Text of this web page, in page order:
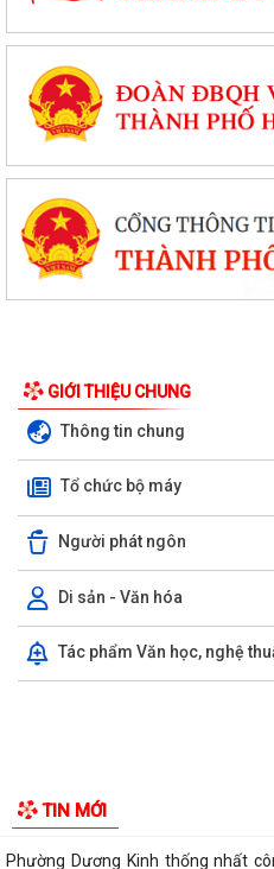
GIỚI THIỆU CHUNG
Thông tin chung
Tổ chức bộ máy
Người phát ngôn
Di sản - Văn hóa
Tác phẩm Văn học, nghệ
hiện Dự án khu tái định cư 2,7...
thường lệ giữa năm 2026 HĐND
Đội bóng U10 phường Dương Kinh